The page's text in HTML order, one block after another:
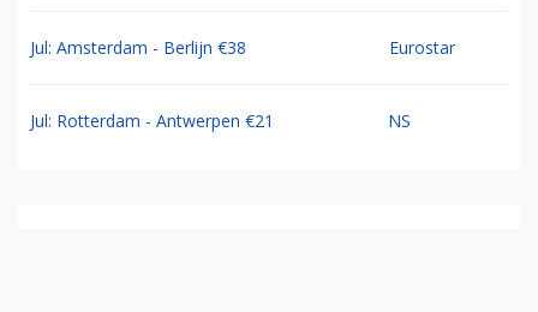
Jul: Amsterdam - Berlijn €38 Eurostar
Jul: Rotterdam - Antwerpen €21 NS